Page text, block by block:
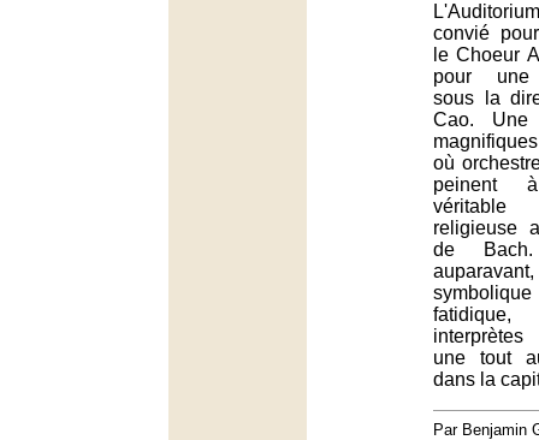
convié
le Choeur
pour une
sous la
Cao. Une
où
peinent
religieuse
de
une tout
dans la
Par Benjamin